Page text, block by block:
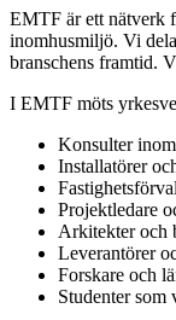
EMTF är ett nätverk
inomhusmiljö. Vi
branschens framtid.
I EMTF möts
Konsulter
Installatörer
Projektledare
Arkitekter och
Leverantörer
Forskare och
Studenter